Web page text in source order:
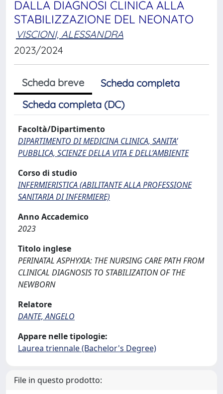
DALLA DIAGNOSI CLINICA ALLA
STABILIZZAZIONE DEL NEONATO
VISCIONI, ALESSANDRA
2023/2024
Scheda breve
Scheda completa
Scheda completa (DC)
Facoltà/Dipartimento
DIPARTIMENTO DI MEDICINA CLINICA, SANITA’
PUBBLICA, SCIENZE DELLA VITA E DELL’AMBIENTE
Corso di studio
INFERMIERISTICA (ABILITANTE ALLA PROFESSIONE
SANITARIA DI INFERMIERE)
Anno Accademico
2023
Titolo inglese
PERINATAL ASPHYXIA: THE NURSING CARE PATH FROM
CLINICAL DIAGNOSIS TO STABILIZATION OF THE
NEWBORN
Relatore
DANTE, ANGELO
Appare nelle tipologie:
Laurea triennale (Bachelor's Degree)
File in questo prodotto: